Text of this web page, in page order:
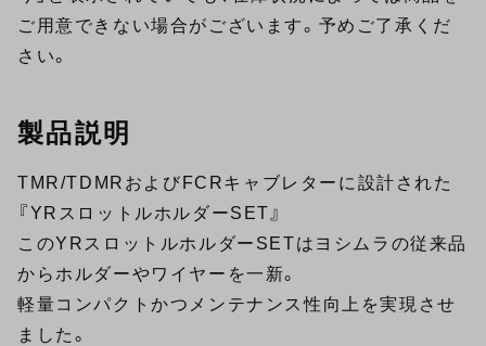
ご用意できない場合がございます。予めご了承くだ
さい。
製品説明
TMR/TDMRおよびFCRキャブレターに設計された
『YRスロットルホルダーSET』
このYRスロットルホルダーSETはヨシムラの従来品
からホルダーやワイヤーを一新。
軽量コンパクトかつメンテナンス性向上を実現させ
ました。